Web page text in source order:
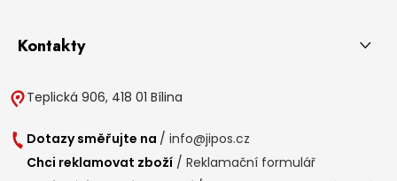
Kontakty
Teplická 906, 418 01 Bílina
Dotazy směřujte na / info@jipos.cz
Chci reklamovat zboží / Reklamační formulář